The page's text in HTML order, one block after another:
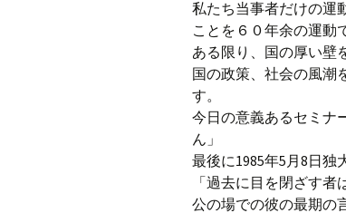
私たち当事者だけの運
ことを６０年余の運動
ある限り、国の厚い壁
国の政策、社会の風潮
す。
今日の意義あるセミナ
ん」
最後に1985年5月8日独
「過去に目を閉ざす者
公の場での彼の最期の